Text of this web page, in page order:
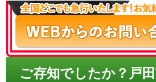
ご存知でしたか？戸